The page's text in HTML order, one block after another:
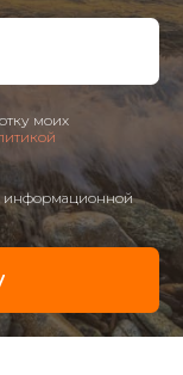
моих
информационной